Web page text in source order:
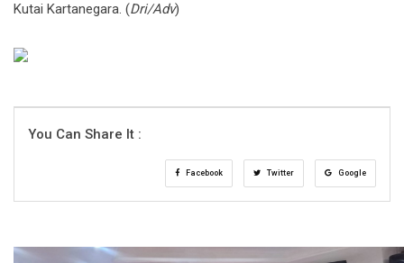
Kutai Kartanegara. (Dri/Adv)
You Can Share It :
Facebook Twitter Google